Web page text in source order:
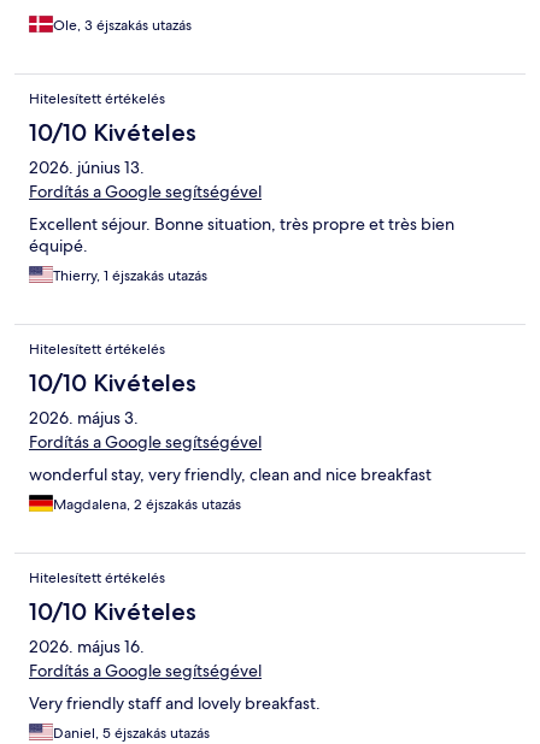
Ole, 3 éjszakás utazás
Hitelesített értékelés
10/10 Kivételes
2026. június 13.
Fordítás a Google segítségével
Excellent séjour. Bonne situation, très propre et très bien
équipé.
Thierry, 1 éjszakás utazás
Hitelesített értékelés
10/10 Kivételes
2026. május 3.
Fordítás a Google segítségével
wonderful stay, very friendly, clean and nice breakfast
Magdalena, 2 éjszakás utazás
Hitelesített értékelés
10/10 Kivételes
2026. május 16.
Fordítás a Google segítségével
Very friendly staff and lovely breakfast.
Daniel, 5 éjszakás utazás